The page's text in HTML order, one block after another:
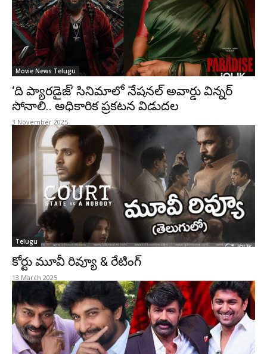
Movie News Telugu
‘ది ప్యారడైజ్’ సినిమాలో నేషనల్ అవార్డు విన్నర్
సోనాలి.. అధికారిక ప్రకటన విడుదల
3 November 2025
Telugu
కోర్టు మూవీ రివ్యూ & రేటింగ్‌
13 March 2025